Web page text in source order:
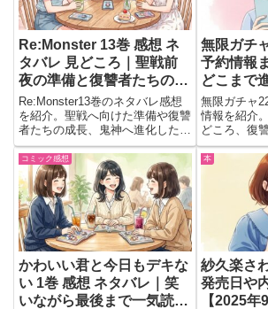
Re:Monster 13巻 感想 ネ
タバレ 見どころ｜聖戦前
夜の準備と復讐者たちの動
きが印象的
Re:Monster13巻のネタバレ感想
を紹介。聖戦へ向けた準備や復讐
者たちの成長、鬼神へ進化したオ
バ朗の動きなど読後に感じた見ど
ころをまとめました。
無限ガチ
予約情報
どこまで
無限ガチャ
情報を紹介
どころ、復
開を踏まえ
やすく解説
コミック感想
かわいい君と今日もデキな
い 1巻 感想 ネタバレ｜笑
いながら最後まで一気読み
本
紗久楽さ
発売日や
【2025年